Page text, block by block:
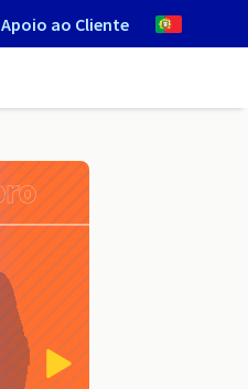
Apoio ao Cliente